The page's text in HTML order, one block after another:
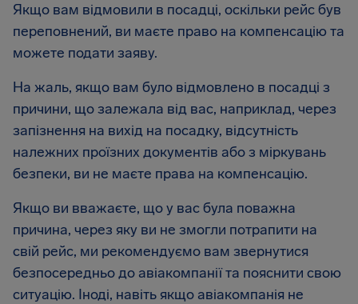
Якщо вам відмовили в посадці, оскільки рейс був
переповнений, ви маєте право на компенсацію та
можете подати заяву.
На жаль, якщо вам було відмовлено в посадці з
причини, що залежала від вас, наприклад, через
запізнення на вихід на посадку, відсутність
належних проїзних документів або з міркувань
безпеки, ви не маєте права на компенсацію.
Якщо ви вважаєте, що у вас була поважна
причина, через яку ви не змогли потрапити на
свій рейс, ми рекомендуємо вам звернутися
безпосередньо до авіакомпанії та пояснити свою
ситуацію. Іноді, навіть якщо авіакомпанія не